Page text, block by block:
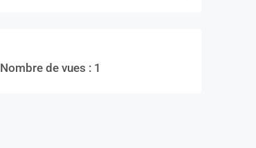
Nombre de vues : 1